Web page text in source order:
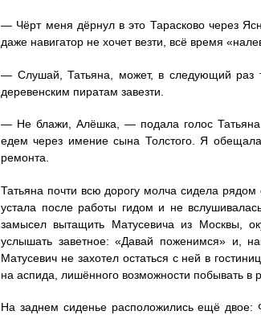
— Чёрт меня дёрнул в это Тарасково через
даже навигатор не хочет везти, всё время
— Слушай, Татьяна, может, в следующий раз
деревенским пиратам завезти.
— Не блажи, Алёшка, — подала голос
едем через имение сына Толстого. Я
ремонта.
Татьяна почти всю дорогу молча сидела
устала после работы гидом и не
замысел вытащить Матусевича из Москвы,
услышать заветное: «Давай поженимся» и,
Матусевич не захотел остаться с ней в
на аспида, лишённого возможности побывать в
На заднем сиденье расположились ещё двое: